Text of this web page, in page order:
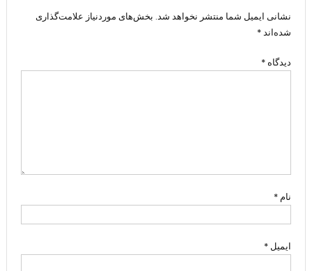
نشانی ایمیل شما منتشر نخواهد شد. بخش‌های موردنیاز علامت‌گذاری
شده‌اند*
دیدگاه *
نام*
ایمیل *